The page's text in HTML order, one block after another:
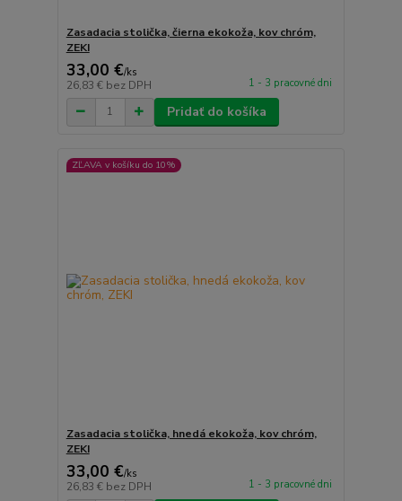
Zasadacia stolička, čierna ekokoža, kov chróm,
ZEKI
33,00 €/ks
26,83 € bez DPH 1 - 3 pracovné dni
Pridať do košíka
ZĽAVA v košíku do 10%
Zasadacia stolička, hnedá ekokoža, kov chróm,
ZEKI
33,00 €/ks
26,83 € bez DPH 1 - 3 pracovné dni